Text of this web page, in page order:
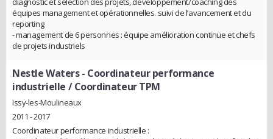
équipes management et opérationnelles. suivi de l’avancement et du
reporting
- management de 6 personnes : équipe amélioration continue et chefs
de projets industriels
Nestle Waters- Coordinateur performance
industrielle / Coordinateur TPM
Issy-les-Moulineaux
2011 - 2017
Coordinateur performance industrielle :